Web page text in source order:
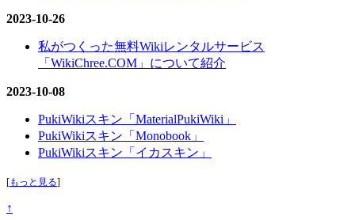
2023-10-26
私がつくった無料Wikiレンタルサービス
「WikiChree.COM」について紹介
2023-10-08
PukiWikiスキン「MaterialPukiWiki」
PukiWikiスキン「Monobook」
PukiWikiスキン「イカスキン」
[もっと見る]
↑